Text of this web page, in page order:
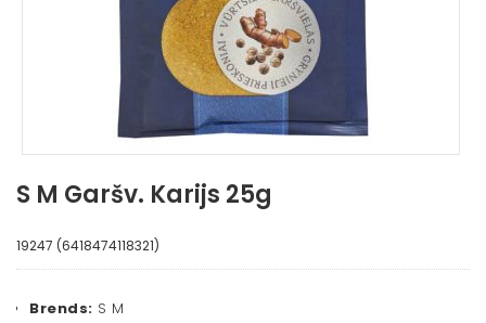
S M Garšv. Karijs 25g
19247 (6418474118321)
Brends: S M